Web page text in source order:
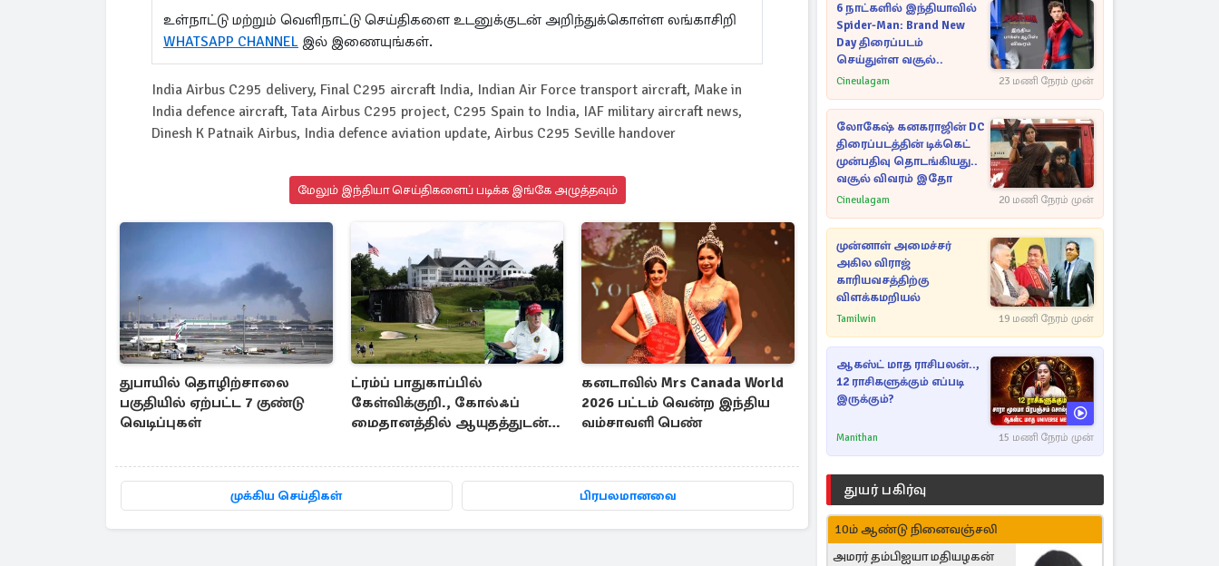
உள்நாட்டு மற்றும் வெளிநாட்டு செய்திகளை உடனுக்குடன் அறிந்துக்கொள்ள லங்காசிறி
WHATSAPP CHANNEL இல் இணையுங்கள்.
India Airbus C295 delivery, Final C295 aircraft India, Indian Air Force transport aircraft, Make in
India defence aircraft, Tata Airbus C295 project, C295 Spain to India, IAF military aircraft news,
Dinesh K Patnaik Airbus, India defence aviation update, Airbus C295 Seville handover
மேலும் இந்தியா செய்திகளைப் படிக்க இங்கே அழுத்தவும்
துபாயில் தொழிற்சாலை
பகுதியில் ஏற்பட்ட 7 குண்டு
வெடிப்புகள்
ட்ரம்ப் பாதுகாப்பில்
கேள்விக்குறி., கோல்ஃப்
மைதானத்தில் ஆயுதத்துடன்
கனடாவில் Mrs Canada World
2026 பட்டம் வென்ற இந்திய
வம்சாவளி பெண்
முக்கிய செய்திகள் பிரபலமானவை
6 நாட்களில் இந்தியாவில்
Spider-Man: Brand New
Day திரைப்படம்
செய்துள்ள வசூல்..
Cineulagam 23 மணி நேரம் முன்
லோகேஷ் கனகராஜின் DC
திரைப்படத்தின் டிக்கெட்
முன்பதிவு தொடங்கியது..
வசூல் விவரம் இதோ
Cineulagam 20 மணி நேரம் முன்
முன்னாள் அமைச்சர்
அகில விராஜ்
காரியவசத்திற்கு
விளக்கமறியல்
Tamilwin 19 மணி நேரம் முன்
ஆகஸ்ட் மாத ராசிபலன்..,
12 ராசிகளுக்கும் எப்படி
இருக்கும்?
Manithan 15 மணி நேரம் முன்
துயர் பகிர்வு
10ம் ஆண்டு நினைவஞ்சலி
அமரர் தம்பிஐயா மதியழகன்